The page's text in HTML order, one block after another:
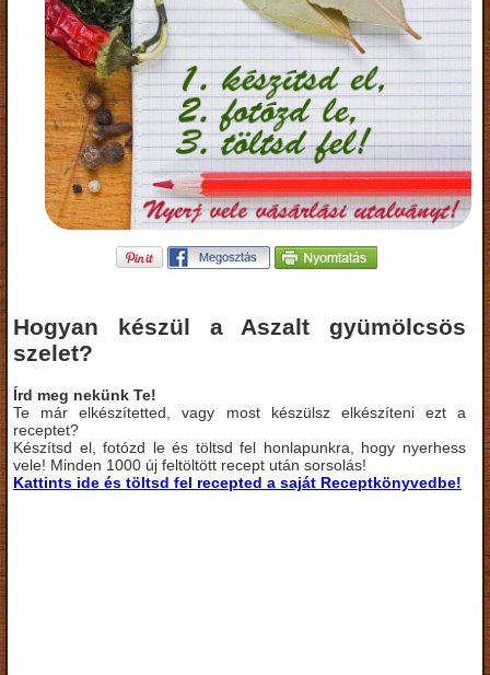
Hogyan készül a Aszalt gyümölcsös
szelet?
Írd meg nekünk Te!
Te már elkészítetted, vagy most készülsz elkészíteni ezt a
receptet?
Készítsd el, fotózd le és töltsd fel honlapunkra, hogy nyerhess
vele! Minden 1000 új feltöltött recept után sorsolás!
Kattints ide és töltsd fel recepted a saját Receptkönyvedbe!